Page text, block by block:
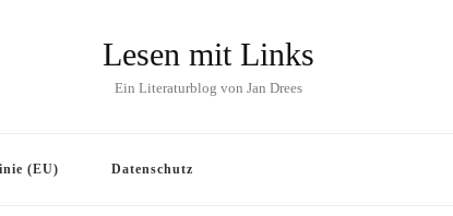
Lesen mit Links
Ein Literaturblog von Jan Drees
(EU) Datenschutz